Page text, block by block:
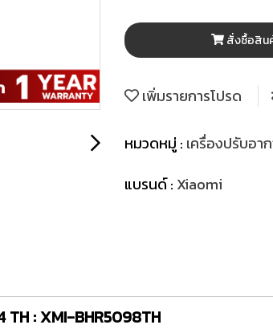
สั่งซื้อสิน
เพิ่มรายการโปรด
หมวดหมู่ : เครื่องปรับอา
แบรนด์ : Xiaomi
: XMI-BHR5098TH